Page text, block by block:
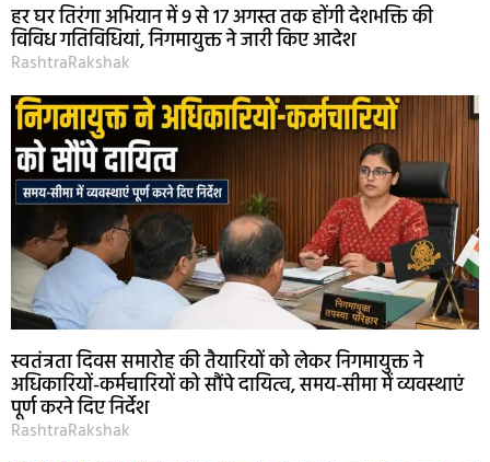
हर घर तिरंगा अभियान में 9 से 17 अगस्त तक होंगी देशभक्ति की
विविध गतिविधियां, निगमायुक्त ने जारी किए आदेश
RashtraRakshak
स्वतंत्रता दिवस समारोह की तैयारियों को लेकर निगमायुक्त ने
अधिकारियों-कर्मचारियों को सौंपे दायित्व, समय-सीमा में व्यवस्थाएं
पूर्ण करने दिए निर्देश
RashtraRakshak